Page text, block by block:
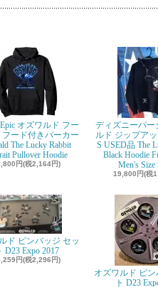
オズワルド フー
フード付きパーカー
The Lucky Rabbit
Pullover Hoodie
円(税2,164円)
ディズニーパー
ルド ジップア
S USED品 The
Black Hoodie
Men's Size
19,800円(税
ド ピンバッジ セッ
D23 Expo 2017
円(税2,296円)
オズワルド ピン
ト D23